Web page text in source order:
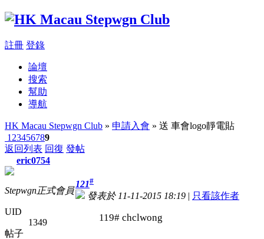
註冊 登錄
論壇
搜索
幫助
導航
HK Macau Stepwgn Club » 申請入會 » 送 車會logo靜電貼
1 23456789
返回列表 回復 發帖
eric0754
Stepwgn正式會員
UID
1349
帖子
121#
發表於 11-11-2015 18:19 | 只看該作者
119# chclwong